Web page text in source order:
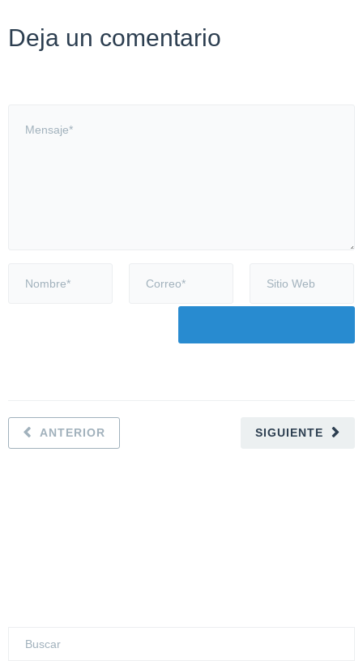
Deja un comentario
SIGUIENTE
ANTERIOR